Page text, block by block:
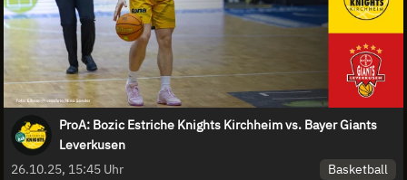
ProA: Bozic Estriche Knights Kirchheim vs. Bayer Giants
Leverkusen
26.10.25, 15:45 Uhr
Basketball